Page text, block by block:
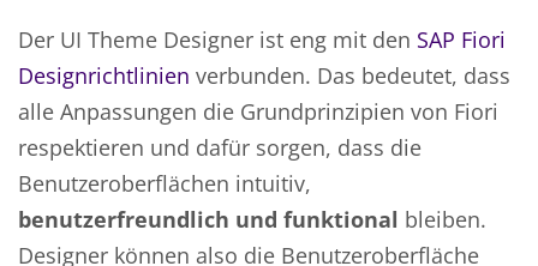
Der UI Theme Designer ist eng mit den SAP Fiori
Designrichtlinien verbunden. Das bedeutet, dass
alle Anpassungen die Grundprinzipien von Fiori
respektieren und dafür sorgen, dass die
Benutzeroberflächen intuitiv,
benutzerfreundlich und funktional bleiben.
Designer können also die Benutzeroberfläche